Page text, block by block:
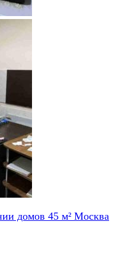
домов 45 м² Москва